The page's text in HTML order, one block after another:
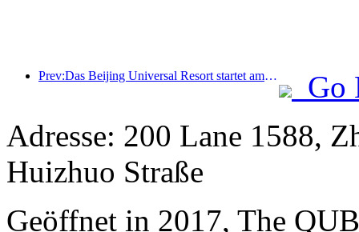
Prev:Das Beijing Universal Resort startet am 23. Januar sein 40-tägiges Universal Chinese New Year Event.
Go
Adresse: 200 Lane 1588,
Huizhuo Straße
Geöffnet in 2017, The